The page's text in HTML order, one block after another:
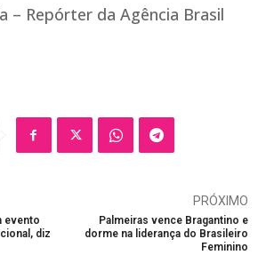
– Repórter da Agência Brasil
evento
diz
PRÓXIMO
Palmeiras vence Bragantino e
dorme na liderança do Brasileiro
Feminino